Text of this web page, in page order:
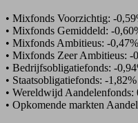
• Mixfonds Voorzichtig: -
• Mixfonds Gemiddeld: -
• Mixfonds Ambitieus: -0,47%
• Mixfonds Zeer Ambitieus: -
• Bedrijfsobligatiefonds: -
• Staatsobligatiefonds: -1,82%
• Wereldwijd Aandelenfonds:
• Opkomende markten